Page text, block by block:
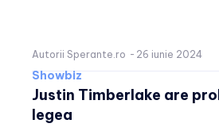
Autorii Sperante.ro - 26 iunie 2024
Showbiz
Justin Timberlake are
legea